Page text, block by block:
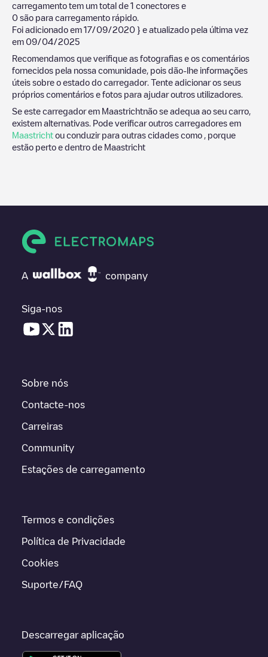
carregamento tem um total de 1 conectores e
0 são para carregamento rápido.
Foi adicionado em 17/09/2020 } e atualizado pela última vez
em 09/04/2025
Recomendamos que verifique as fotografias e os comentários
fornecidos pela nossa comunidade, pois dão-lhe informações
úteis sobre o estado do carregador. Tente adicionar os seus
próprios comentários e fotos para ajudar outros utilizadores.
Se este carregador em Maastrichtnão se adequa ao seu carro,
existem alternativas. Pode verificar outros carregadores em
Maastricht ou conduzir para outras cidades como , porque
estão perto e dentro de Maastricht
A company
Siga-nos
Sobre nós
Contacte-nos
Carreiras
Community
Estações de carregamento
Termos e condições
Política de Privacidade
Cookies
Suporte/FAQ
Descarregar aplicação